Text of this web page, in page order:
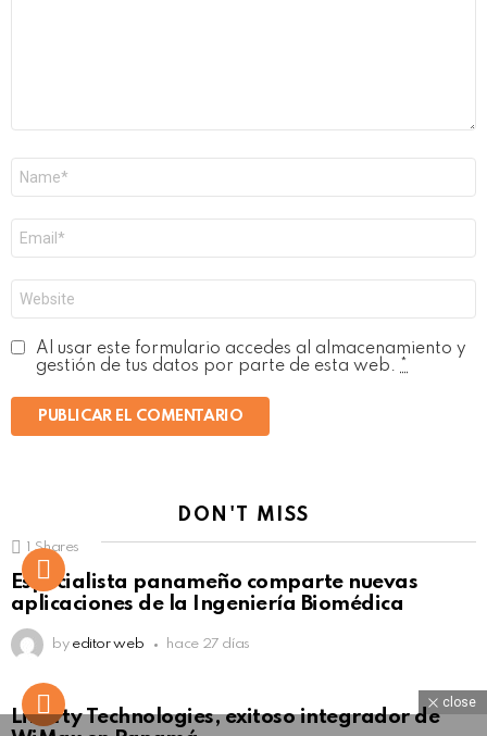
electrónico
*
Al usar este formulario accedes al almacenamiento y
gestión de tus datos por parte de esta web.
DON'T MISS
Click to view this post
Shares
Especialista panameño comparte nuevas
aplicaciones de la Ingeniería Biomédica
by editor web hace 27 días
Liberty Technologies, exitoso integrador de
close